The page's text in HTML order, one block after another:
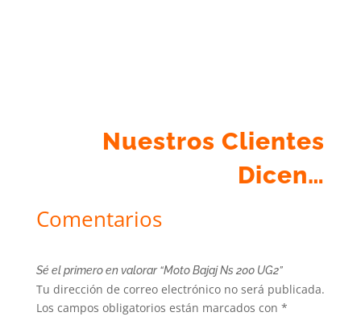
Nuestros Clientes
Dicen…
Comentarios
Sé el primero en valorar “Moto Bajaj Ns 200 UG2”
Tu dirección de correo electrónico no será publicada.
Los campos obligatorios están marcados con *